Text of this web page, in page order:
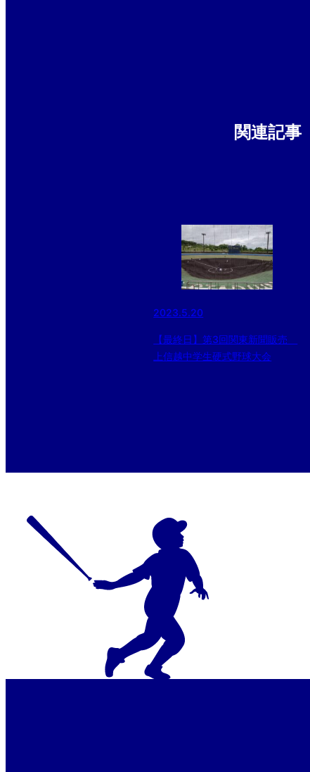
関連記事
2023.5.20
【最終日】第3回関東新聞販売
上信越中学生硬式野球大会